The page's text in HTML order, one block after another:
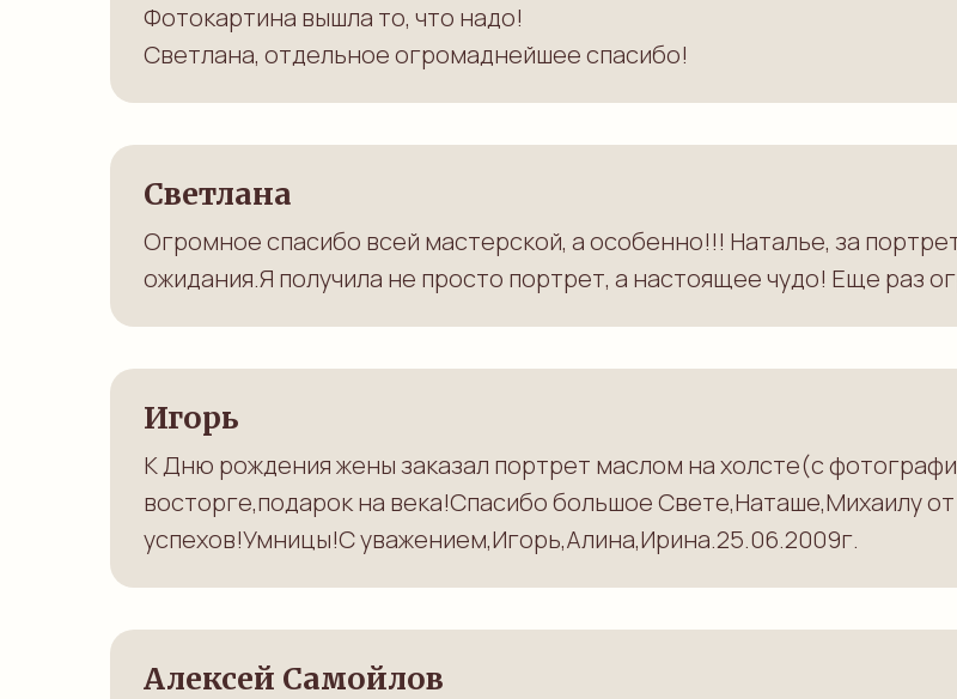
Фотокартина вышла то, что надо!
Светлана, отдельное огромаднейшее спасибо!
Светлана
Огромное спасибо всей мастерской, а особенно!!! Наталье, за
ожидания.Я получила не просто портрет, а настоящее чудо! Еще раз
Игорь
К Дню рождения жены заказал портрет маслом на холсте(с
восторге,подарок на века!Спасибо большое Свете,Наташе,Михаилу
успехов!Умницы!С уважением,Игорь,Алина,Ирина.25.06.2009г.
Алексей Самойлов